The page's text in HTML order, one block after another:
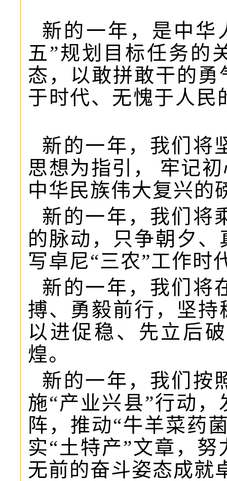
新的一年，是中华
五”规划目标任务的
态，以敢拼敢干的
于时代、无愧于人
新的一年，我们将
思想为指引，
牢记
中华民族伟大复兴的
新的一年，我们将
的脉动，只争朝夕
写卓尼“三农”工作时
新的一年，我们将
搏、勇毅前行，坚
以进促稳、先立后
煌。
新的一年，我们按
施“产业兴县”行动
阵，推动“牛羊菜药
实“土特产”文章，
无前的奋斗姿态成就